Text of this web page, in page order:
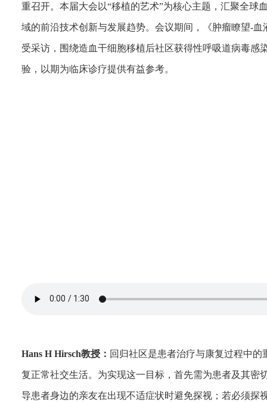
重召开。本届大会以“移植的艺术”为核心主题，汇聚全球
域的前沿技术创新与发展趋势。会议期间，《肿瘤瞭望-血
受采访，围绕造血干细胞移植后社区获得性呼吸道病毒感
验，以期为临床诊疗提供有益参考。
Hans H Hirsch教授： 回归社区是患者治疗与康复过程中
复正常社交生活。为实现这一目标，首先需为患者及其密
导患者身边的亲友在出现不适症状时避免探视；若必须探